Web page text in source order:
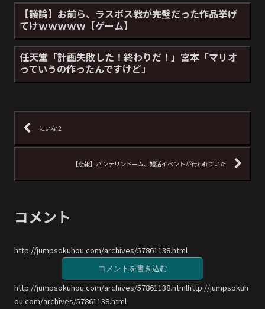
【議論】お前ら、ラスボス戦が完璧だった作品挙げ
てけｗｗｗｗｗ【ゲーム】
任天堂「計画失敗した！終わりだ！」宮本「マリオ
っていうの作ったんですけど」
にいな 2
【悲報】バンテリンドーム、婚活イベントが行われていた
コメント
http://jumpsokuhou.com/archives/57861138.html
コメントを書き込む
http://jumpsokuhou.com/archives/57861138.htmlhttp://jumpsokuh
ou.com/archives/57861138.html